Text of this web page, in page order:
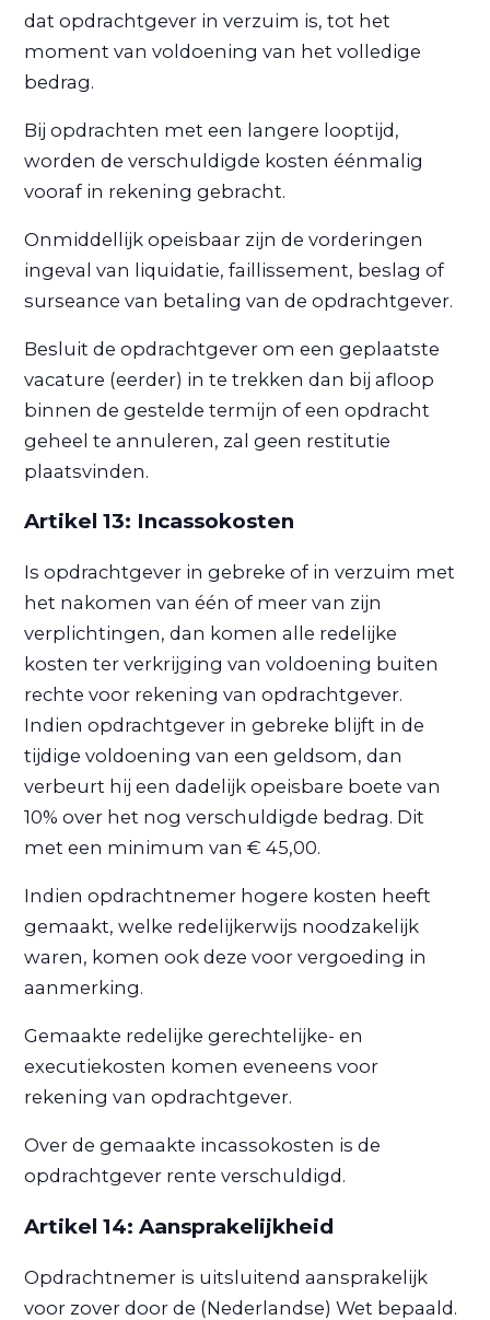
dat opdrachtgever in verzuim is, tot het
moment van voldoening van het volledige
bedrag.
Bij opdrachten met een langere looptijd,
worden de verschuldigde kosten éénmalig
vooraf in rekening gebracht.
Onmiddellijk opeisbaar zijn de vorderingen
ingeval van liquidatie, faillissement, beslag of
surseance van betaling van de opdrachtgever.
Besluit de opdrachtgever om een geplaatste
vacature (eerder) in te trekken dan bij afloop
binnen de gestelde termijn of een opdracht
geheel te annuleren, zal geen restitutie
plaatsvinden.
Artikel 13: Incassokosten
Is opdrachtgever in gebreke of in verzuim met
het nakomen van één of meer van zijn
verplichtingen, dan komen alle redelijke
kosten ter verkrijging van voldoening buiten
rechte voor rekening van opdrachtgever.
Indien opdrachtgever in gebreke blijft in de
tijdige voldoening van een geldsom, dan
verbeurt hij een dadelijk opeisbare boete van
10% over het nog verschuldigde bedrag. Dit
met een minimum van € 45,00.
Indien opdrachtnemer hogere kosten heeft
gemaakt, welke redelijkerwijs noodzakelijk
waren, komen ook deze voor vergoeding in
aanmerking.
Gemaakte redelijke gerechtelijke- en
executiekosten komen eveneens voor
rekening van opdrachtgever.
Over de gemaakte incassokosten is de
opdrachtgever rente verschuldigd.
Artikel 14: Aansprakelijkheid
Opdrachtnemer is uitsluitend aansprakelijk
voor zover door de (Nederlandse) Wet bepaald.